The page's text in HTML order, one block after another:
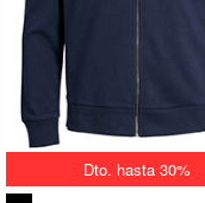
Dto. hasta 30%